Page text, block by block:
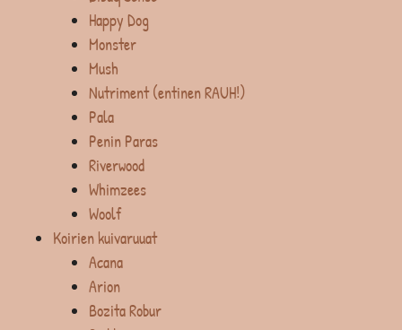
Happy Dog
Monster
Mush
Nutriment (entinen RAUH!)
Pala
Penin Paras
Riverwood
Whimzees
Woolf
Koirien kuivaruuat
Acana
Arion
Bozita Robur